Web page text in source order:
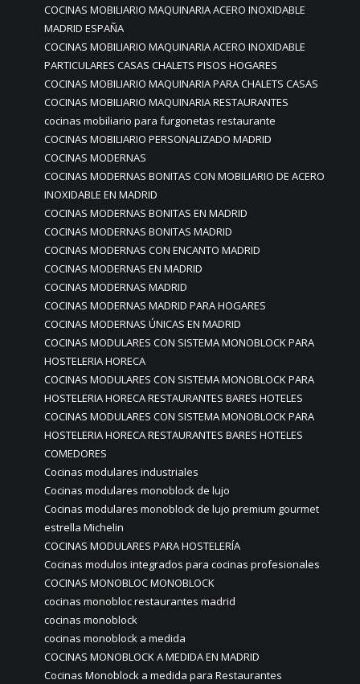
COCINAS MOBILIARIO MAQUINARIA ACERO INOXIDABLE
MADRID ESPAÑA
COCINAS MOBILIARIO MAQUINARIA ACERO INOXIDABLE
PARTICULARES CASAS CHALETS PISOS HOGARES
COCINAS MOBILIARIO MAQUINARIA PARA CHALETS CASAS
COCINAS MOBILIARIO MAQUINARIA RESTAURANTES
cocinas mobiliario para furgonetas restaurante
COCINAS MOBILIARIO PERSONALIZADO MADRID
COCINAS MODERNAS
COCINAS MODERNAS BONITAS CON MOBILIARIO DE ACERO
INOXIDABLE EN MADRID
COCINAS MODERNAS BONITAS EN MADRID
COCINAS MODERNAS BONITAS MADRID
COCINAS MODERNAS CON ENCANTO MADRID
COCINAS MODERNAS EN MADRID
COCINAS MODERNAS MADRID
COCINAS MODERNAS MADRID PARA HOGARES
COCINAS MODERNAS ÚNICAS EN MADRID
COCINAS MODULARES CON SISTEMA MONOBLOCK PARA
HOSTELERIA HORECA
COCINAS MODULARES CON SISTEMA MONOBLOCK PARA
HOSTELERIA HORECA RESTAURANTES BARES HOTELES
COCINAS MODULARES CON SISTEMA MONOBLOCK PARA
HOSTELERIA HORECA RESTAURANTES BARES HOTELES
COMEDORES
Cocinas modulares industriales
Cocinas modulares monoblock de lujo
Cocinas modulares monoblock de lujo premium gourmet
estrella Michelin
COCINAS MODULARES PARA HOSTELERÍA
Cocinas modulos integrados para cocinas profesionales
COCINAS MONOBLOC MONOBLOCK
cocinas monobloc restaurantes madrid
cocinas monoblock
cocinas monoblock a medida
COCINAS MONOBLOCK A MEDIDA EN MADRID
Cocinas Monoblock a medida para Restaurantes